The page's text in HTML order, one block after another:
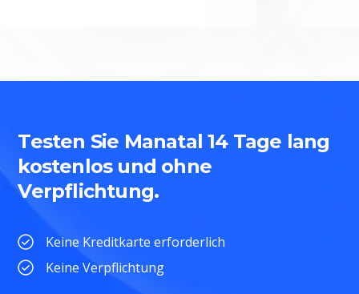
Testen Sie Manatal 14 Tage lang
kostenlos und ohne
Verpflichtung.
Keine Kreditkarte erforderlich
Keine Verpflichtung